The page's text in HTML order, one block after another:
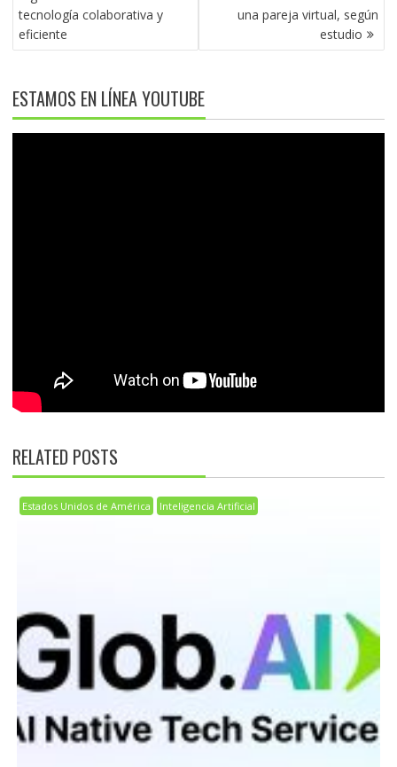
ENTRADAS
tecnología colaborativa y
eficiente
una pareja virtual, según
estudio
ESTAMOS EN LÍNEA YOUTUBE
RELATED POSTS
Estados Unidos de América Inteligencia Artificial